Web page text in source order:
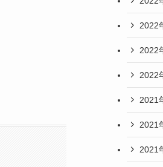
2022
2022
2022
2021
2021
2021